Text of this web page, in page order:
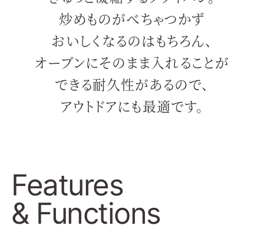
炒めものがべちゃつかず
おいしくなるのはもちろん、
オーブンにそのまま入れることが
できる耐久性があるので、
アウトドアにも最適です。
Features
& Functions